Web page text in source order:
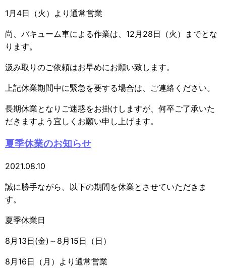
1月4日（火）より通常営業
尚、バキューム車による作業は、12月28日（火）までとな
ります。
汲み取りのご依頼はお早めにお願い致します。
上記休業期間中に緊急を要する場合は、ご連絡ください。
長期休業となりご迷惑をお掛けしますが、何卒ご了承いた
だきますよう宜しくお願い申し上げます。
夏季休業のお知らせ
2021.08.10
誠に勝手ながら、以下の期間を休業とさせていただきま
す。
夏季休業日
8月13日(金)～8月15日（日）
8月16日（月）より通常営業